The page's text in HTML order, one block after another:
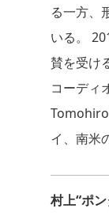
る一方、
いる。
賛を受け
コーディ
イ、南米
村上“ポ